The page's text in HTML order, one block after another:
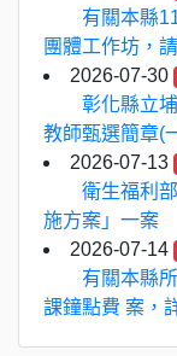
有關本縣
團體工作坊，
2026-07-30
彰化縣立
教師甄選簡章(
2026-07-13
衛生福利
施方案」一案
2026-07-14
有關本縣
課鐘點費 案，